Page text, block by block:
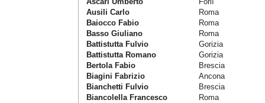
Ausili Carlo
Roma
Baiocco Fabio
Roma
Basso Giuliano
Roma
Battistutta Fulvio
Gorizia
Battistutta Romano
Gorizia
Bertola Fabio
Brescia
Biagini Fabrizio
Ancona
Bianchetti Fulvio
Brescia
Biancolella Francesco
Roma